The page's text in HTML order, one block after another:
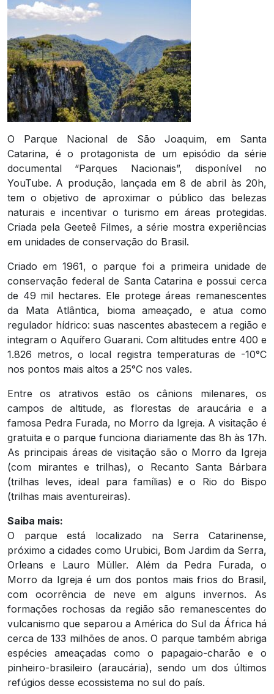
O Parque Nacional de São Joaquim, em Santa
Catarina, é o protagonista de um episódio da série
documental “Parques Nacionais”, disponível no
YouTube. A produção, lançada em 8 de abril às 20h,
tem o objetivo de aproximar o público das belezas
naturais e incentivar o turismo em áreas protegidas.
Criada pela Geeteê Filmes, a série mostra experiências
em unidades de conservação do Brasil.
Criado em 1961, o parque foi a primeira unidade de
conservação federal de Santa Catarina e possui cerca
de 49 mil hectares. Ele protege áreas remanescentes
da Mata Atlântica, bioma ameaçado, e atua como
regulador hídrico: suas nascentes abastecem a região e
integram o Aquífero Guarani. Com altitudes entre 400 e
1.826 metros, o local registra temperaturas de -10°C
nos pontos mais altos a 25°C nos vales.
Entre os atrativos estão os cânions milenares, os
campos de altitude, as florestas de araucária e a
famosa Pedra Furada, no Morro da Igreja. A visitação é
gratuita e o parque funciona diariamente das 8h às 17h.
As principais áreas de visitação são o Morro da Igreja
(com mirantes e trilhas), o Recanto Santa Bárbara
(trilhas leves, ideal para famílias) e o Rio do Bispo
(trilhas mais aventureiras).
Saiba mais:
O parque está localizado na Serra Catarinense,
próximo a cidades como Urubici, Bom Jardim da Serra,
Orleans e Lauro Müller. Além da Pedra Furada, o
Morro da Igreja é um dos pontos mais frios do Brasil,
com ocorrência de neve em alguns invernos. As
formações rochosas da região são remanescentes do
vulcanismo que separou a América do Sul da África há
cerca de 133 milhões de anos. O parque também abriga
espécies ameaçadas como o papagaio-charão e o
pinheiro-brasileiro (araucária), sendo um dos últimos
refúgios desse ecossistema no sul do país.